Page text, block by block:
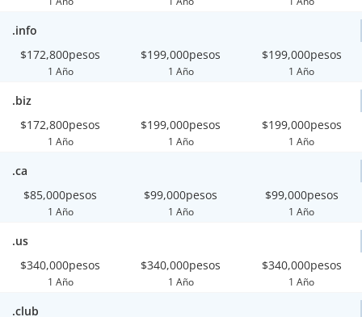
.info
$172,800pesos
1 Año
$199,000pesos
1 Año
$199,000pesos
1 Año
.biz
$172,800pesos
1 Año
$199,000pesos
1 Año
$199,000pesos
1 Año
.ca
$85,000pesos
1 Año
$99,000pesos
1 Año
$99,000pesos
1 Año
.us
$340,000pesos
1 Año
$340,000pesos
1 Año
$340,000pesos
1 Año
.club